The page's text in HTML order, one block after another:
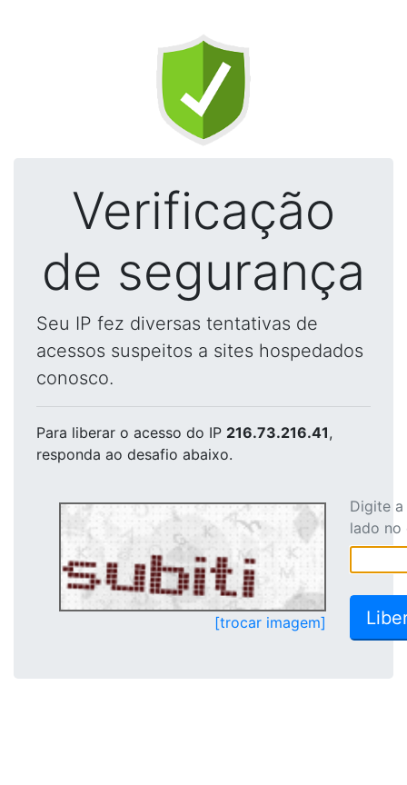
Verificação
de segurança
Seu IP fez diversas tentativas de
acessos suspeitos a sites hospedados
conosco.
Para liberar o acesso do IP 216.73.216.41,
responda ao desafio abaixo.
[trocar imagem]
Digite
lado no